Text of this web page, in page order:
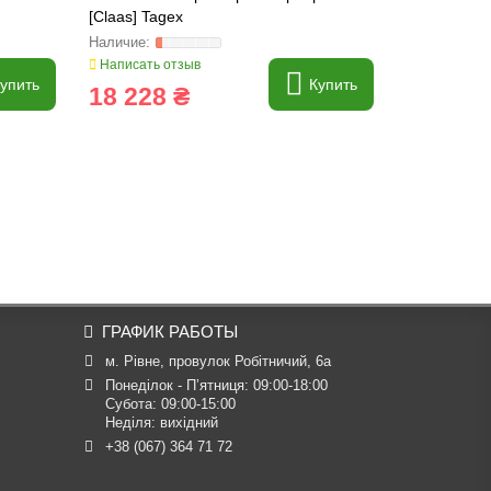
[Claas] Tagex
Написать отзыв
18 228 ₴ Купить
ГРАФИК РАБОТЫ
м. Рівне, провулок Робітничий, 6а
Понеділок - П’ятниця: 09:00-18:00
Субота: 09:00-15:00
Неділя: вихідний
+38 (067) 364 71 72